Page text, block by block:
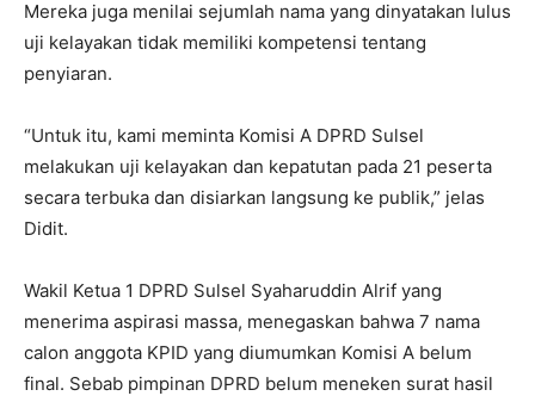
Mereka juga menilai sejumlah nama yang dinyatakan lulus
uji kelayakan tidak memiliki kompetensi tentang
penyiaran.
“Untuk itu, kami meminta Komisi A DPRD Sulsel
melakukan uji kelayakan dan kepatutan pada 21 peserta
secara terbuka dan disiarkan langsung ke publik,” jelas
Didit.
Wakil Ketua 1 DPRD Sulsel Syaharuddin Alrif yang
menerima aspirasi massa, menegaskan bahwa 7 nama
calon anggota KPID yang diumumkan Komisi A belum
final. Sebab pimpinan DPRD belum meneken surat hasil